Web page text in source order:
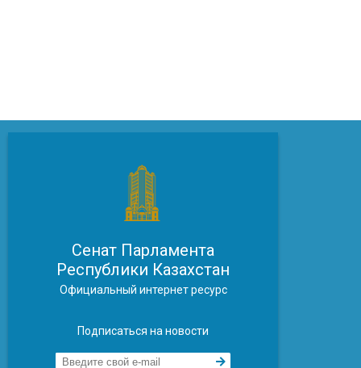
Сенат Парламента
Республики Казахстан
Официальный интернет ресурс
Подписаться на новости